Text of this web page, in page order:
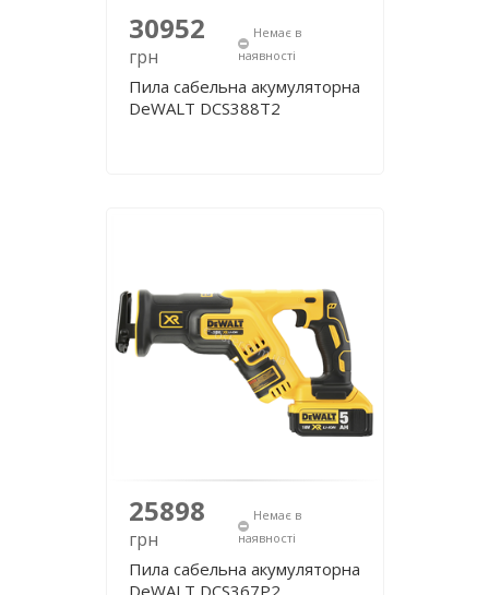
30952
грн
Немає в
наявності
Пила сабельна акумуляторна
DeWALT DCS388T2
25898
грн
Немає в
наявності
Пила сабельна акумуляторна
DeWALT DCS367P2